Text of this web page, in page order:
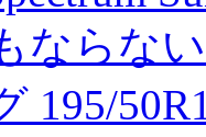
ならな
195/